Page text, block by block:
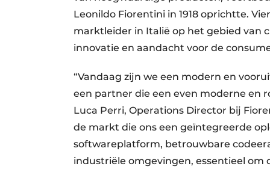
Leonildo Fiorentini in 1918 oprichtte.
marktleider in Italië op het gebied van
innovatie en aandacht voor de
“Vandaag zijn we een modern en
een partner die een even moderne en
Luca Perri, Operations Director bij
de markt die ons een geïntegreerde
softwareplatform, betrouwbare
industriële omgevingen, essentieel om